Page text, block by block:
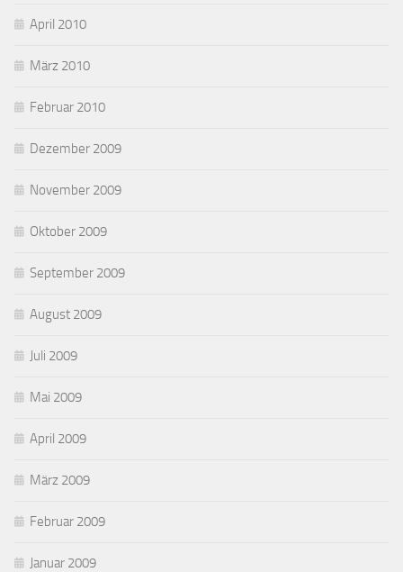
April 2010
März 2010
Februar 2010
Dezember 2009
November 2009
Oktober 2009
September 2009
August 2009
Juli 2009
Mai 2009
April 2009
März 2009
Februar 2009
Januar 2009